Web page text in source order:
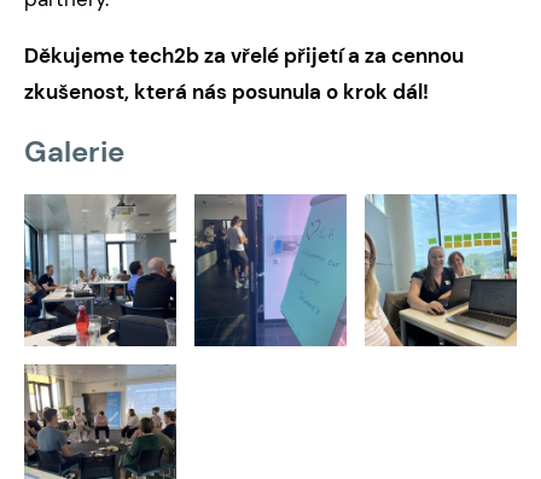
Děkujeme tech2b za vřelé přijetí a za cennou
zkušenost, která nás posunula o krok dál!
Galerie